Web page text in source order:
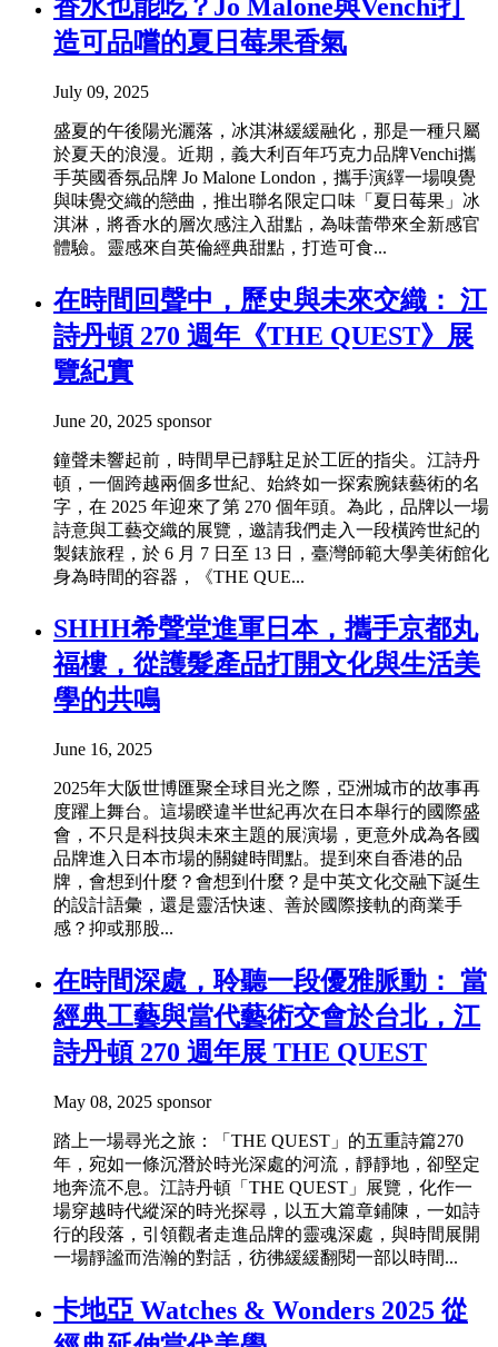
香水也能吃？Jo Malone與Venchi打
造可品嚐的夏日莓果香氣
July 09, 2025
盛夏的午後陽光灑落，冰淇淋緩緩融化，那是一種只屬
於夏天的浪漫。近期，義大利百年巧克力品牌Venchi攜
手英國香氛品牌 Jo Malone London，攜手演繹一場嗅覺
與味覺交織的戀曲，推出聯名限定口味「夏日莓果」冰
淇淋，將香水的層次感注入甜點，為味蕾帶來全新感官
體驗。靈感來自英倫經典甜點，打造可食...
在時間回聲中，歷史與未來交織： 江
詩丹頓 270 週年《THE QUEST》展
覽紀實
June 20, 2025 sponsor
鐘聲未響起前，時間早已靜駐足於工匠的指尖。江詩丹
頓，一個跨越兩個多世紀、始終如一探索腕錶藝術的名
字，在 2025 年迎來了第 270 個年頭。為此，品牌以一場
詩意與工藝交織的展覽，邀請我們走入一段橫跨世紀的
製錶旅程，於 6 月 7 日至 13 日，臺灣師範大學美術館化
身為時間的容器，《THE QUE...
SHHH希聲堂進軍日本，攜手京都丸
福樓，從護髮產品打開文化與生活美
學的共鳴
June 16, 2025
2025年大阪世博匯聚全球目光之際，亞洲城市的故事再
度躍上舞台。這場睽違半世紀再次在日本舉行的國際盛
會，不只是科技與未來主題的展演場，更意外成為各國
品牌進入日本市場的關鍵時間點。提到來自香港的品
牌，會想到什麼？會想到什麼？是中英文化交融下誕生
的設計語彙，還是靈活快速、善於國際接軌的商業手
感？抑或那股...
在時間深處，聆聽一段優雅脈動： 當
經典工藝與當代藝術交會於台北，江
詩丹頓 270 週年展 THE QUEST
May 08, 2025 sponsor
踏上一場尋光之旅：「THE QUEST」的五重詩篇270
年，宛如一條沉潛於時光深處的河流，靜靜地，卻堅定
地奔流不息。江詩丹頓「THE QUEST」展覽，化作一
場穿越時代縱深的時光探尋，以五大篇章鋪陳，一如詩
行的段落，引領觀者走進品牌的靈魂深處，與時間展開
一場靜謐而浩瀚的對話，彷彿緩緩翻閱一部以時間...
卡地亞 Watches & Wonders 2025 從